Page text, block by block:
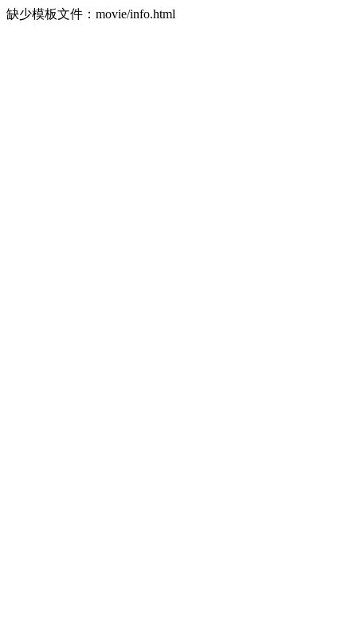
缺少模板文件：movie/info.html